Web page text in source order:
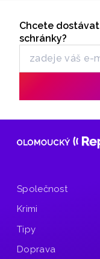
související s
Odběr
Chcete
schránky?
Společnost
Krimi
Tipy
Doprava